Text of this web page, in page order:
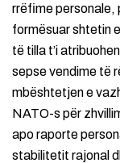
rrëfime personale,
formësuar shtetin
të tilla t’i
sepse vendime të
mbështetjen e
NATO-s për
apo raporte
stabilitetit rajonal